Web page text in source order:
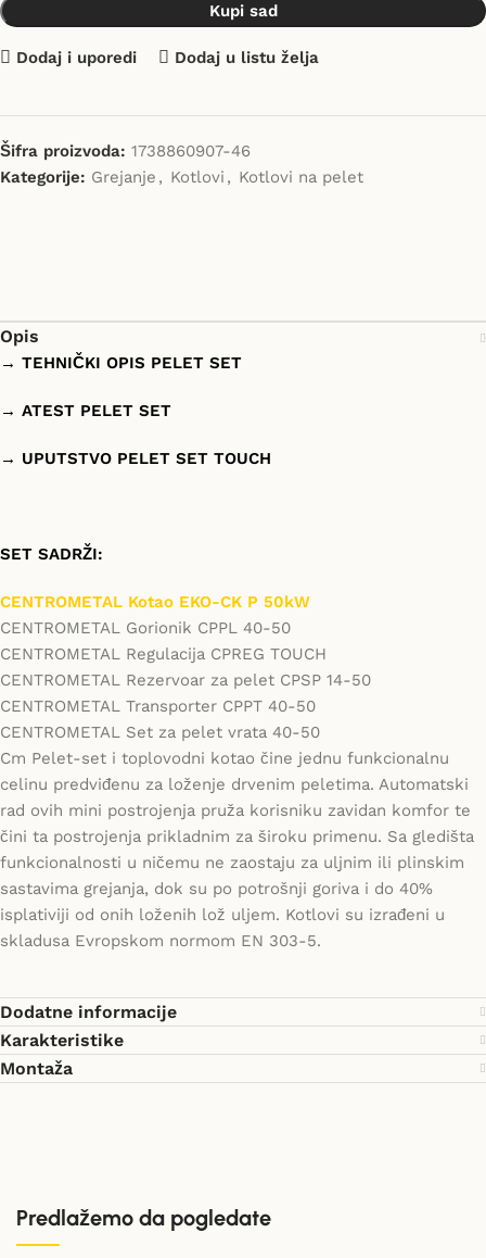
Kupi sad
Dodaj i uporedi Dodaj u listu želja
Šifra proizvoda: 1738860907-46
Kategorije: Grejanje , Kotlovi , Kotlovi na pelet
Opis
→ TEHNIČKI OPIS PELET SET
→ ATEST PELET SET
→ UPUTSTVO PELET SET TOUCH
SET SADRŽI:
CENTROMETAL Kotao EKO-CK P 50kW
CENTROMETAL Gorionik CPPL 40-50
CENTROMETAL Regulacija CPREG TOUCH
CENTROMETAL Rezervoar za pelet CPSP 14-50
CENTROMETAL Transporter CPPT 40-50
CENTROMETAL Set za pelet vrata 40-50
Cm Pelet-set i toplovodni kotao čine jednu funkcionalnu
celinu predviđenu za loženje drvenim peletima. Automatski
rad ovih mini postrojenja pruža korisniku zavidan komfor te
čini ta postrojenja prikladnim za široku primenu. Sa gledišta
funkcionalnosti u ničemu ne zaostaju za uljnim ili plinskim
sastavima grejanja, dok su po potrošnji goriva i do 40%
isplativiji od onih loženih lož uljem. Kotlovi su izrađeni u
skladusa Evropskom normom EN 303-5.
Dodatne informacije
Karakteristike
Montaža
Predlažemo da pogledate